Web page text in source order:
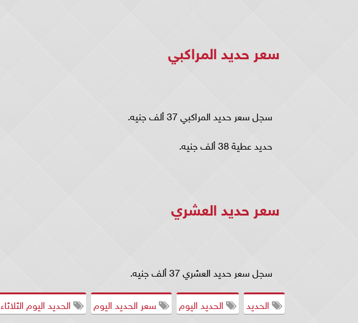
سعر حديد المراكبي
سجل سعر حديد المراكبي 37 ألف جنيه.
حديد عطية 38 ألف جنيه.
سعر حديد العشري
سجل سعر حديد العشري 37 ألف جنيه.
الحديد
الحديد اليوم سعر الحديد اليوم الحديد اليوم الثلاثاء